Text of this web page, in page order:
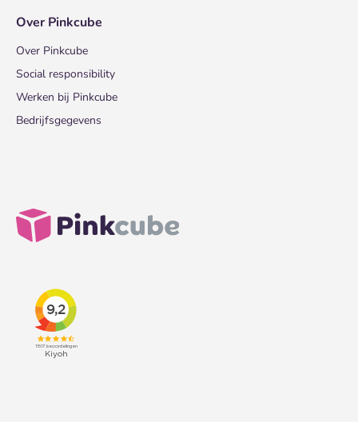
Over Pinkcube
Over Pinkcube
Social responsibility
Werken bij Pinkcube
Bedrijfsgegevens